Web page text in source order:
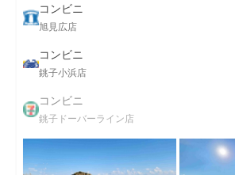
コンビニ
旭見広店
コンビニ
銚子小浜店
コンビニ
銚子ドーバーライン店